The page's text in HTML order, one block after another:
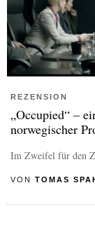
REZENSION
„Occupied“ –
norwegischer
Im Zweifel für den
VON TOMAS